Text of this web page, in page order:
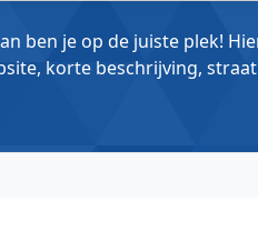
ben je op de juiste plek!
korte beschrijving,